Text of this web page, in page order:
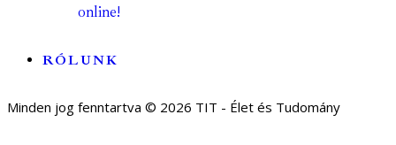
online!
RÓLUNK
Minden jog fenntartva © 2026 TIT - Élet és Tudomány